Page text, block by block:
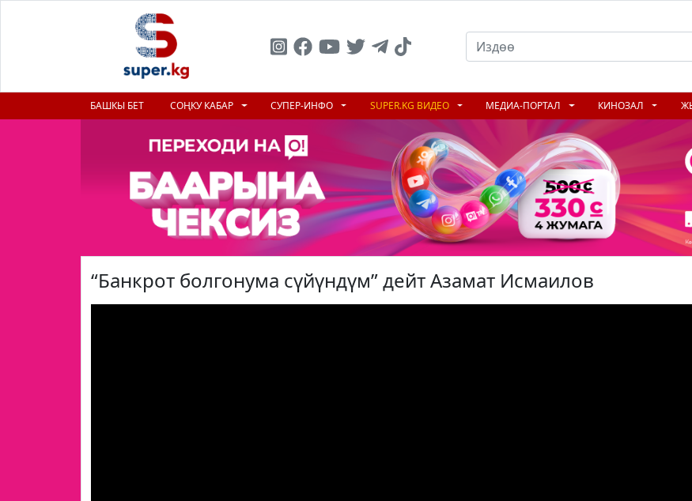
БАШКЫ БЕТ СОҢКУ КАБАР СУПЕР-ИНФО SUPER.KG ВИДЕО МЕДИА-ПОРТАЛ КИНОЗАЛ
“Банкрот болгонума сүйүндүм” дейт Азамат Исмаилов